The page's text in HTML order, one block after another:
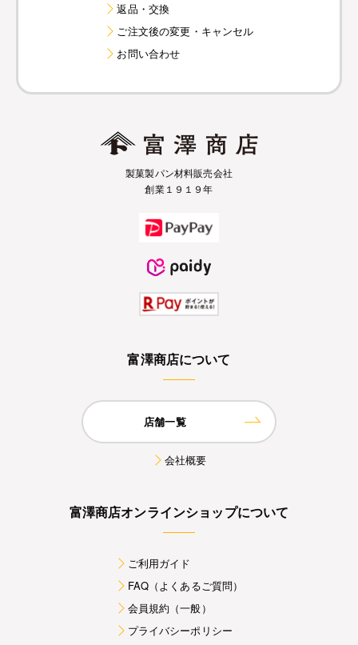
返品・交換
ご注文後の変更・キャンセル
お問い合わせ
製菓製パン材料販売会社
創業１９１９年
富澤商店について
店舗一覧
会社概要
富澤商店オンラインショップについて
ご利用ガイド
FAQ（よくあるご質問）
会員規約（一般）
プライバシーポリシー